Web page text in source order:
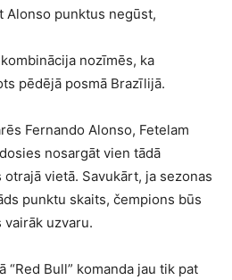
Alonso punktus negūst,
nozīmēs, ka
pēdējā posmā Brazīlijā.
Fernando Alonso, Fetelam
nosargāt vien tādā
vietā. Savukārt, ja sezonas
punktu skaits, čempions būs
vairāk uzvaru.
“Red Bull” komanda jau tik pat